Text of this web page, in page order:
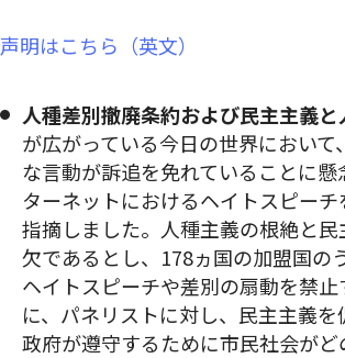
声明はこちら（英文）
人種差別撤廃条約および民主主義
が広がっている今日の世界におい
な言動が訴追を免れていることに
ターネットにおけるヘイトスピー
指摘しました。人種主義の根絶と
欠であるとし、178ヵ国の加盟国の
ヘイトスピーチや差別の扇動を禁
に、パネリストに対し、民主主義
政府が遵守するために市民社会が